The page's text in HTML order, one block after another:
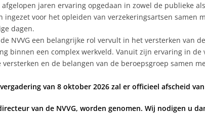
jaren ervaring opgedaan in zowel de publieke
voor het opleiden van verzekeringsartsen samen
dagen.
NVVG een belangrijke rol vervult in het versterken van
binnen een complex werkveld. Vanuit zijn ervaring in
en de belangen van de beroepsgroep samen
van 8 oktober 2026 zal er officieel afscheid van
van de NVVG, worden genomen. Wij nodigen u